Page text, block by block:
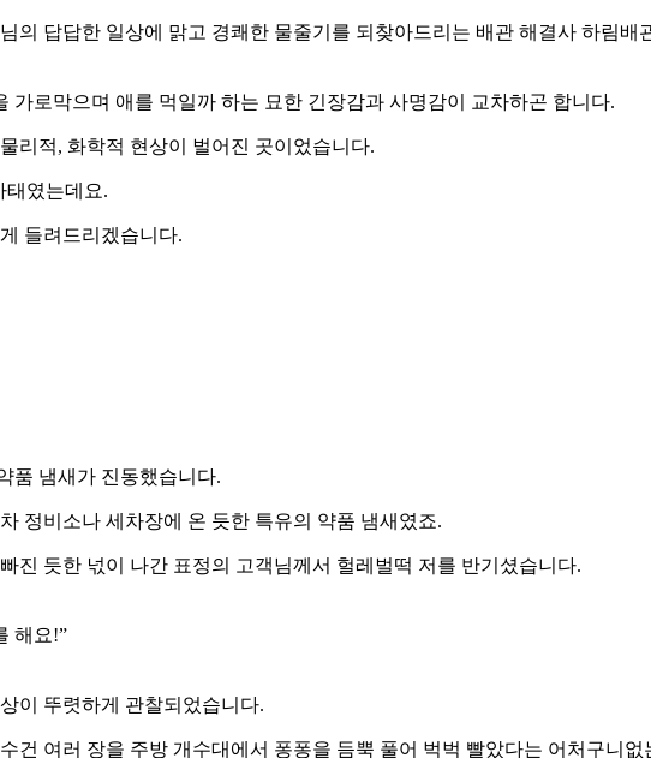
의 답답한 일상에 맑고 경쾌한 물줄기를 되찾아드리는 배관 해결사 하림배
로막으며 애를 먹일까 하는 묘한 긴장감과 사명감이 교차하곤 합니다.
리적, 화학적 현상이 벌어진 곳이었습니다.
태였는데요.
들려드리겠습니다.
품 냄새가 진동했습니다.
정비소나 세차장에 온 듯한 특유의 약품 냄새였죠.
진 듯한 넋이 나간 표정의 고객님께서 헐레벌떡 저를 반기셨습니다.
해요!”
이 뚜렷하게 관찰되었습니다.
여러 장을 주방 개수대에서 퐁퐁을 듬뿍 풀어 벅벅 빨았다는 어처구니없